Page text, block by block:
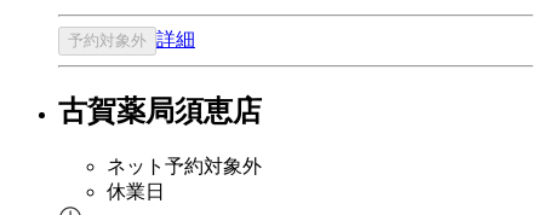
予約対象外 詳細
古賀薬局須恵店
ネット予約対象外
休業日